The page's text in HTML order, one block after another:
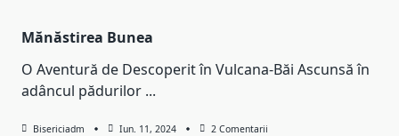
Mănăstirea Bunea
O Aventură de Descoperit în Vulcana-Băi Ascunsă în
adâncul pădurilor ...
Bisericiadm Iun. 11, 2024 2 Comentarii